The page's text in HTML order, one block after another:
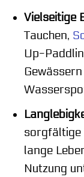
Vielseitige
Tauchen,
Up-
sorgfältige
lange
Nutzung